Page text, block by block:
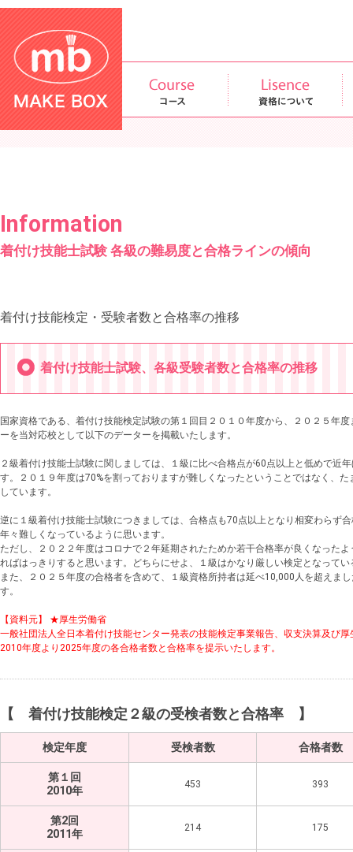
Information
着付け技能士試験 各級の難易度と合格ラインの傾向
着付け技能検定・受験者数と合格率の推移
着付け技能士試験、各級受験者数と合格率の推移
国家資格である、着付け技能検定試験の第１回目２０１０年度から、２０２５年
ーを当対応校として以下のデーターを掲載いたします。
２級着付け技能士試験に関しましては、１級に比べ合格点が60点以上と低めで近
す。２０１９年度は70%を割っておりますが難しくなったということではなく、
しています。
逆に１級着付け技能士試験につきましては、合格点も70点以上となり相変わらず
年々難しくなっているように思います。
ただし、２０２２年度はコロナで２年延期されたためか若干合格率が良くなった
ればはっきりすると思います。どちらにせよ、１級はかなり厳しい検定となって
また、２０２５年度の合格者を含めて、１級資格所持者は延べ10,000人を超えま
す。
【資料元】 ★厚生労働省
一般社団法人全日本着付け技能センター発表の技能検定事業報告、収支決算及び
2010年度より2025年度の各合格者数と合格率を提示いたします。
【 着付け技能検定２級の受検者数と合格率 】
検定年度 受検者数 合格者数
第１回
2010年
453 393
第2回
2011年
214 175